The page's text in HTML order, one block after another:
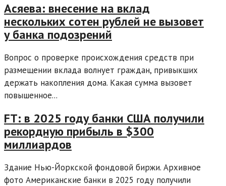
Асяева: внесение на вклад
нескольких сотен рублей не вызовет
у банка подозрений
Вопрос о проверке происхождения средств при
размещении вклада волнует граждан, привыкших
держать накопления дома. Какая сумма вызовет
повышенное...
FT: в 2025 году банки США получили
рекордную прибыль в $300
миллиардов
Здание Нью-Йоркской фондовой биржи. Архивное
фото Американские банки в 2025 году получили